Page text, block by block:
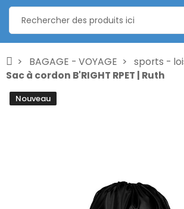
BAGAGE - VOYAGE
sports -
Sac à cordon B'RIGHT RPET | Ruth
Nouveau